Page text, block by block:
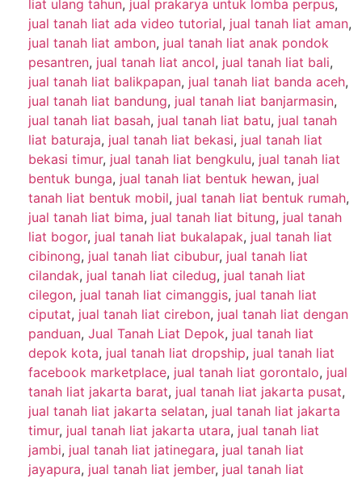
liat ulang tahun, jual prakarya untuk lomba perpus,
jual tanah liat ada video tutorial, jual tanah liat aman,
jual tanah liat ambon, jual tanah liat anak pondok
pesantren, jual tanah liat ancol, jual tanah liat bali,
jual tanah liat balikpapan, jual tanah liat banda aceh,
jual tanah liat bandung, jual tanah liat banjarmasin,
jual tanah liat basah, jual tanah liat batu, jual tanah
liat baturaja, jual tanah liat bekasi, jual tanah liat
bekasi timur, jual tanah liat bengkulu, jual tanah liat
bentuk bunga, jual tanah liat bentuk hewan, jual
tanah liat bentuk mobil, jual tanah liat bentuk rumah,
jual tanah liat bima, jual tanah liat bitung, jual tanah
liat bogor, jual tanah liat bukalapak, jual tanah liat
cibinong, jual tanah liat cibubur, jual tanah liat
cilandak, jual tanah liat ciledug, jual tanah liat
cilegon, jual tanah liat cimanggis, jual tanah liat
ciputat, jual tanah liat cirebon, jual tanah liat dengan
panduan, Jual Tanah Liat Depok, jual tanah liat
depok kota, jual tanah liat dropship, jual tanah liat
facebook marketplace, jual tanah liat gorontalo, jual
tanah liat jakarta barat, jual tanah liat jakarta pusat,
jual tanah liat jakarta selatan, jual tanah liat jakarta
timur, jual tanah liat jakarta utara, jual tanah liat
jambi, jual tanah liat jatinegara, jual tanah liat
jayapura, jual tanah liat jember, jual tanah liat